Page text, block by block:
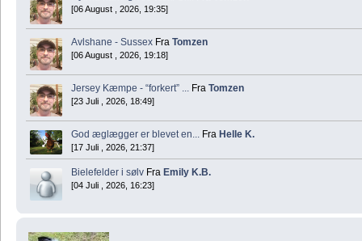
[06 August , 2026, 19:35]
Avlshane - Sussex Fra Tomzen
[06 August , 2026, 19:18]
Jersey Kæmpe - “forkert” ... Fra Tomzen
[23 Juli , 2026, 18:49]
God æglægger er blevet en... Fra Helle K.
[17 Juli , 2026, 21:37]
Bielefelder i sølv Fra Emily K.B.
[04 Juli , 2026, 16:23]